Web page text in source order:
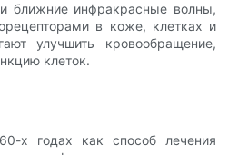
ближние инфракрасные волны,
в коже, клетках и
улучшить кровообращение,
клеток.
х годах как способ лечения